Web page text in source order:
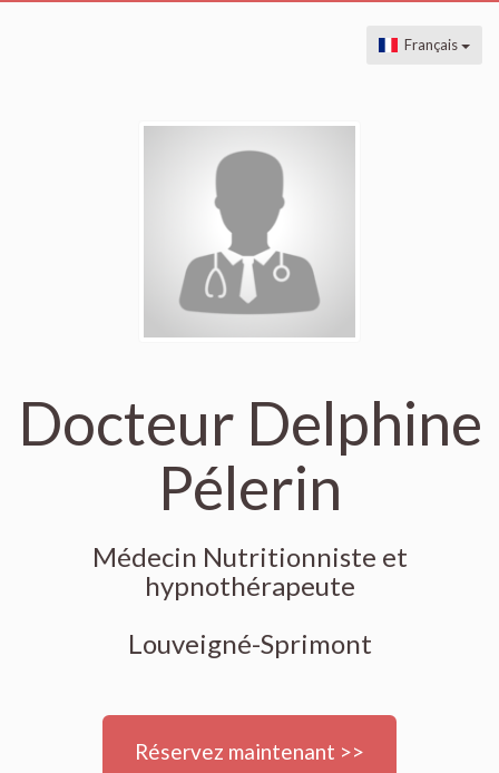
Français
Docteur Delphine
Pélerin
Médecin Nutritionniste et
hypnothérapeute
Louveigné-Sprimont
Réservez maintenant >>